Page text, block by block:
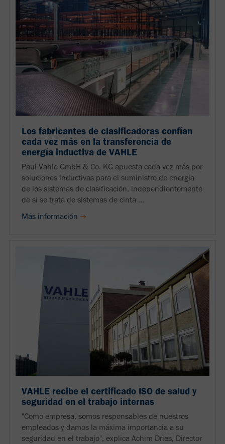
Los fabricantes de clasificadoras confían
cada vez más en la transferencia de
energía inductiva de VAHLE
Paul Vahle GmbH & Co. KG apuesta cada vez más por
soluciones inductivas para el suministro de energía
de los sistemas de clasificación, independientemente
de si se trata de sistemas de cinta ...
Más información
VAHLE recibe el certificado ISO de salud y
seguridad en el trabajo internas
"Como empresa, somos responsables de nuestros
empleados y damos la máxima importancia a su
seguridad en el trabajo", explica Achim Dries, Director